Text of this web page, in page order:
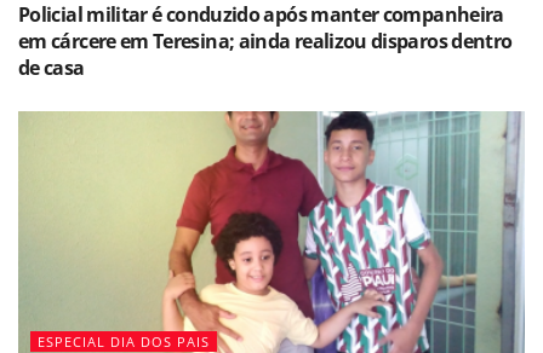
Policial militar é conduzido após manter companheira
em cárcere em Teresina; ainda realizou disparos dentro
de casa
ESPECIAL DIA DOS PAIS